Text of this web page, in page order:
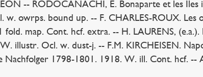
-- RODOCANACHI, E. Bonaparte et les Iles
w. owrps. bound up. -- F. CHARLES-ROUX. Les
fold. map. Cont. hcf. extra. -- H. LAURENS,
illustr. Ocl. w. dust-j. -- F.M. KIRCHEISEN.
Nachfolger 1798-1801. 1918. W. ill. Cont. hcf. --